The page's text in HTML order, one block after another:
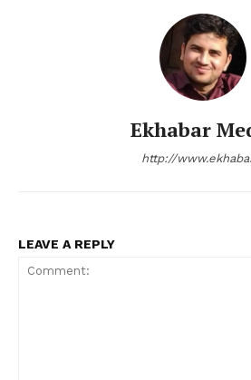
Ekhabar
http://
LEAVE A REPLY